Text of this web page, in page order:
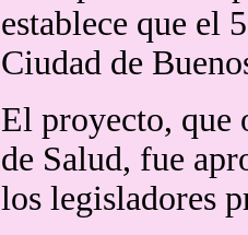
establece que el
Ciudad de
El proyecto, que
de Salud, fue
los legisladores